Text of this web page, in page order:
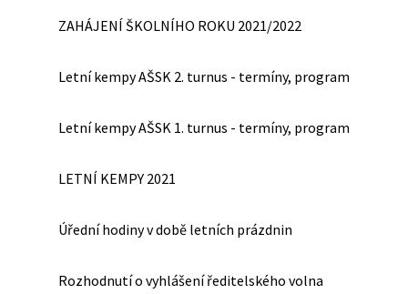
ZAHÁJENÍ ŠKOLNÍHO ROKU 2021/2022
Letní kempy AŠSK 2. turnus - termíny, program
Letní kempy AŠSK 1. turnus - termíny, program
LETNÍ KEMPY 2021
Úřední hodiny v době letních prázdnin
Rozhodnutí o vyhlášení ředitelského volna